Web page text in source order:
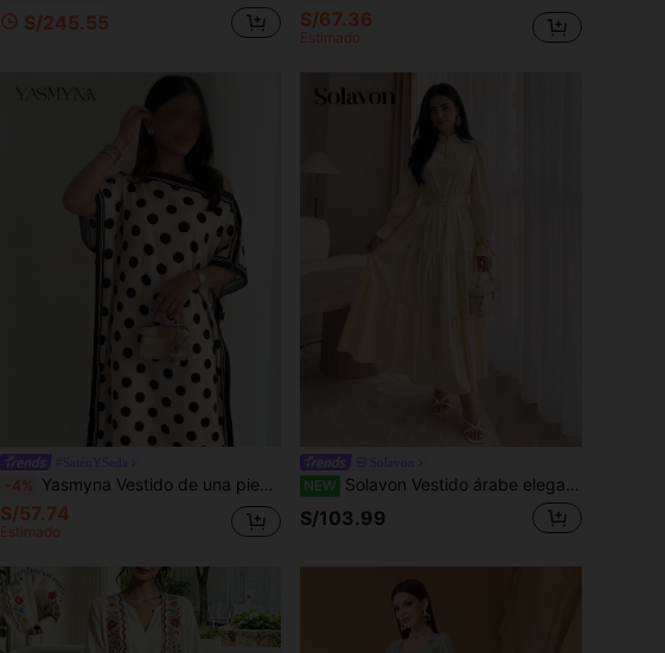
S/245.55 S/67.36
Estimado
-4% Yasmyna Vestido de una pieza elegante y casual para mujer, primavera/verano, tejido con estampado digital colocado, efecto burnout, lunares, manga larga y fruncido
S/57.74
Estimado
NEW Solavon Vestido árabe elegante de manga larga con diseño de botones de rana de unicolor para mujer
S/103.99